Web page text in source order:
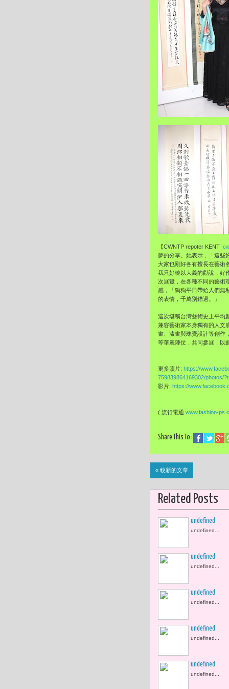
【CWNTP repoter KENT
夢的分享。她表示，「這些
大家也剛好各有擅長在藝術
我只好曉以大義的勸說，好
次展覽，在各種不同的藝術
感，「狗狗平日帶給人們無
的表情，千萬別錯過。」
這次堪稱台灣藝術史上平均
兼容藝術家本身獨有的人文
畫、漆畫與珠寶設計等創作
等華麗陣仗，共同參展，以
更多照片: https://
759839864169302/photos/
影片: https://
( 流行電通 www.fashion-
Share This To :
« 較新的文章
Related Posts
undefined
undefined...
undefined
undefined...
undefined
undefined...
undefined
undefined...
undefined
undefined...